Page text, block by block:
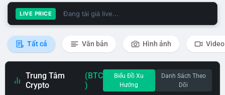
LIVE PRICE Đang tải giá live...
Tất cả Văn bản Hình ảnh Video
Trung Tâm
Crypto
(BTC
)
Biểu Đồ Xu
Hướng
Danh Sách Theo
Dõi